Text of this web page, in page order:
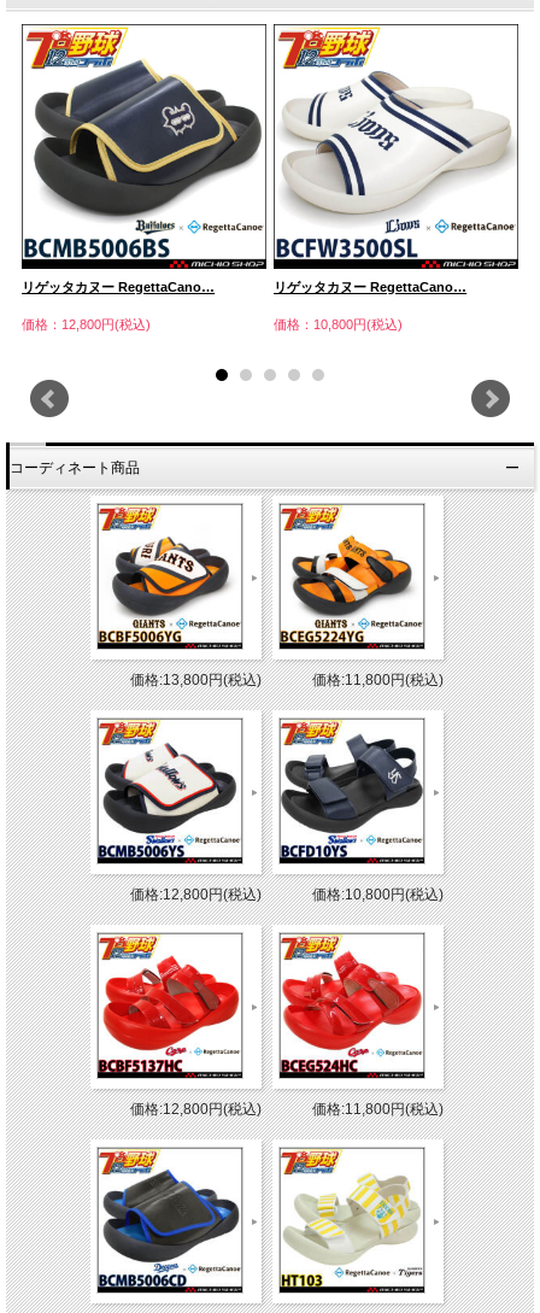
リゲッタカヌー RegettaCano…
価格：12,800円(税込)
リゲッタカヌー RegettaCano…
価格：10,800円(税込)
コーディネート商品
価格:13,800円(税込) 価格:11,800円(税込)
価格:12,800円(税込) 価格:10,800円(税込)
価格:12,800円(税込) 価格:11,800円(税込)